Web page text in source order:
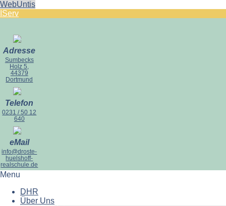
WebUntis
IServ
Adresse
Sumbecks
Holz 5,
44379
Dortmund
Telefon
0231 / 50 12
640
eMail
info@droste-
huelshoff-
realschule.de
Menu
DHR
Über Uns